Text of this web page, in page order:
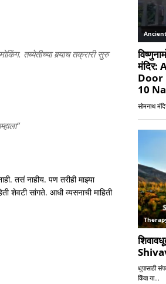
तब्येतीच्या बर्‍याच तक्रारी सुरु
तसं नाहीय. पण तरीही माझ्या
शेवटी सांगते. आधी व्यसनाची माहिती